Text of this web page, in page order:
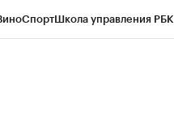
СпортШкола управления РБК